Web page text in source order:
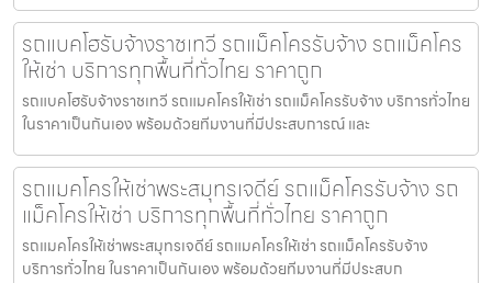
รถแบคโฮรับจ้างราชเทวี รถแม็คโครรับจ้าง รถแม็คโคร
ให้เช่า บริการทุกพื้นที่ทั่วไทย ราคาถูก
รถแบคโฮรับจ้างราชเทวี รถแมคโครให้เช่า รถแม็คโครรับจ้าง บริการทั่วไทย
ในราคาเป็นกันเอง พร้อมด้วยทีมงานที่มีประสบการณ์ และ
รถแมคโครให้เช่าพระสมุทรเจดีย์ รถแม็คโครรับจ้าง รถ
แม็คโครให้เช่า บริการทุกพื้นที่ทั่วไทย ราคาถูก
รถแมคโครให้เช่าพระสมุทรเจดีย์ รถแมคโครให้เช่า รถแม็คโครรับจ้าง
บริการทั่วไทย ในราคาเป็นกันเอง พร้อมด้วยทีมงานที่มีประสบก